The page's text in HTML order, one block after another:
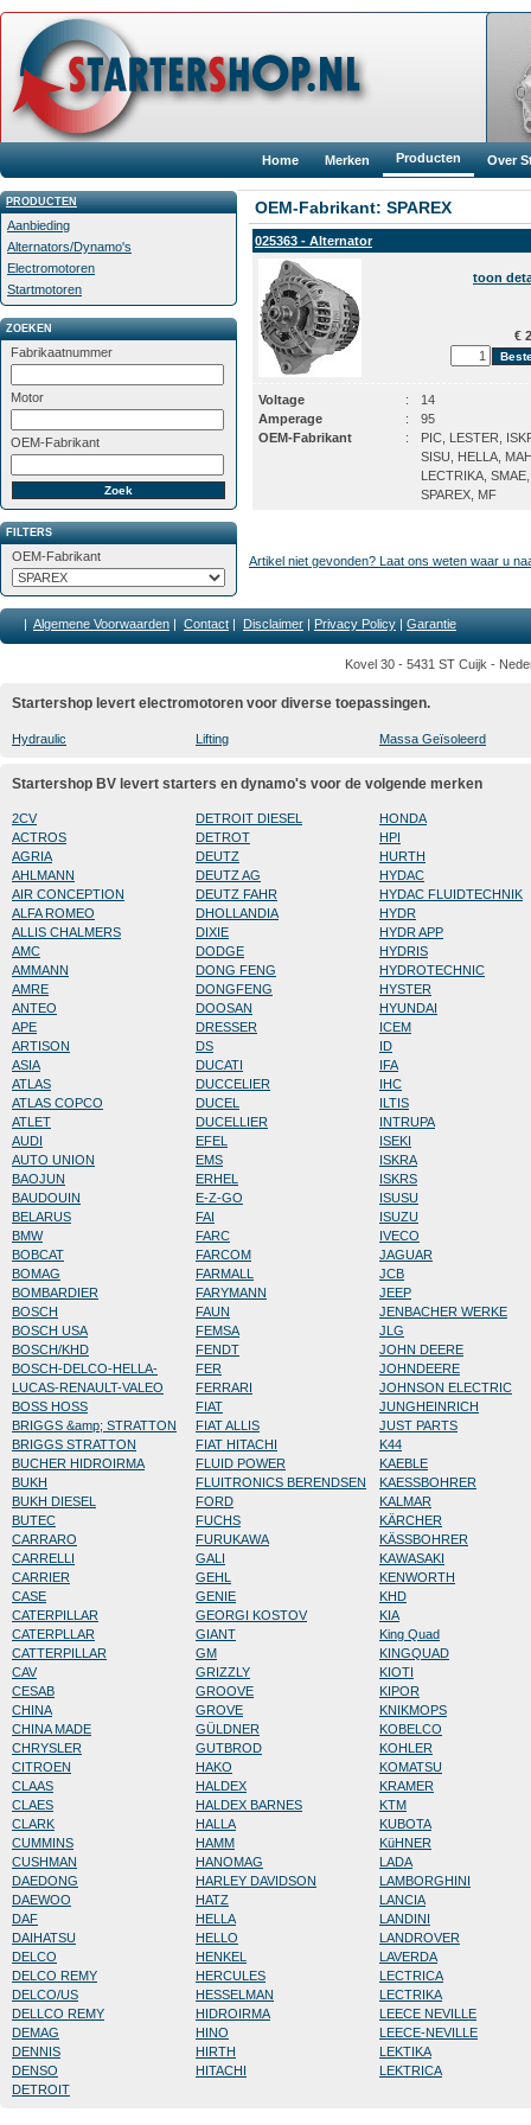
Home Merken Producten Over
PRODUCTEN
Aanbieding
Alternators/Dynamo's
Electromotoren
Startmotoren
ZOEKEN
Fabrikaatnummer
Motor
OEM-Fabrikant
FILTERS
OEM-Fabrikant
OEM-Fabrikant: SPAREX
025363 - Alternator
toon
€
Voltage :
14
Amperage
:
95
OEM-Fabrikant
:
PIC, LESTER,
SISU, HELLA,
LECTRIKA, SMAE,
SPAREX, MF
Artikel niet gevonden? Laat ons weten waar u
| Algemene Voorwaarden | Contact | Disclaimer | Privacy Policy | Garantie
Kovel 30 - 5431 ST Cuijk -
Startershop levert electromotoren voor diverse toepassingen.
Hydraulic Lifting Massa Geïsoleerd
Startershop BV levert starters en dynamo's voor de volgende merken
2CV
ACTROS
AGRIA
AHLMANN
AIR CONCEPTION
ALFA ROMEO
ALLIS CHALMERS
AMC
AMMANN
AMRE
ANTEO
APE
ARTISON
ASIA
ATLAS
ATLAS COPCO
ATLET
AUDI
AUTO UNION
BAOJUN
BAUDOUIN
BELARUS
BMW
BOBCAT
BOMAG
BOMBARDIER
BOSCH
BOSCH USA
BOSCH/KHD
BOSCH-DELCO-HELLA-
LUCAS-RENAULT-VALEO
BOSS HOSS
BRIGGS &amp; STRATTON
BRIGGS STRATTON
BUCHER HIDROIRMA
BUKH
BUKH DIESEL
BUTEC
CARRARO
CARRELLI
CARRIER
CASE
CATERPILLAR
CATERPLLAR
CATTERPILLAR
CAV
CESAB
CHINA
CHINA MADE
CHRYSLER
CITROEN
CLAAS
CLAES
CLARK
CUMMINS
CUSHMAN
DAEDONG
DAEWOO
DAF
DAIHATSU
DELCO
DELCO REMY
DELCO/US
DELLCO REMY
DEMAG
DENNIS
DENSO
DETROIT
DETROIT DIESEL
DETROT
DEUTZ
DEUTZ AG
DEUTZ FAHR
DHOLLANDIA
DIXIE
DODGE
DONG FENG
DONGFENG
DOOSAN
DRESSER
DS
DUCATI
DUCCELIER
DUCEL
DUCELLIER
EFEL
EMS
ERHEL
E-Z-GO
FAI
FARC
FARCOM
FARMALL
FARYMANN
FAUN
FEMSA
FENDT
FER
FERRARI
FIAT
FIAT ALLIS
FIAT HITACHI
FLUID POWER
FLUITRONICS BERENDSEN
FORD
FUCHS
FURUKAWA
GALI
GEHL
GENIE
GEORGI KOSTOV
GIANT
GM
GRIZZLY
GROOVE
GROVE
GÜLDNER
GUTBROD
HAKO
HALDEX
HALDEX BARNES
HALLA
HAMM
HANOMAG
HARLEY DAVIDSON
HATZ
HELLA
HELLO
HENKEL
HERCULES
HESSELMAN
HIDROIRMA
HINO
HIRTH
HITACHI
HONDA
HPI
HURTH
HYDAC
HYDAC FLUIDTECHNIK
HYDR
HYDR APP
HYDRIS
HYDROTECHNIC
HYSTER
HYUNDAI
ICEM
ID
IFA
IHC
ILTIS
INTRUPA
ISEKI
ISKRA
ISKRS
ISUSU
ISUZU
IVECO
JAGUAR
JCB
JEEP
JENBACHER WERKE
JLG
JOHN DEERE
JOHNDEERE
JOHNSON ELECTRIC
JUNGHEINRICH
JUST PARTS
K44
KAEBLE
KAESSBOHRER
KALMAR
KÄRCHER
KÄSSBOHRER
KAWASAKI
KENWORTH
KHD
KIA
King Quad
KINGQUAD
KIOTI
KIPOR
KNIKMOPS
KOBELCO
KOHLER
KOMATSU
KRAMER
KTM
KUBOTA
KüHNER
LADA
LAMBORGHINI
LANCIA
LANDINI
LANDROVER
LAVERDA
LECTRICA
LECTRIKA
LEECE NEVILLE
LEECE-NEVILLE
LEKTIKA
LEKTRICA